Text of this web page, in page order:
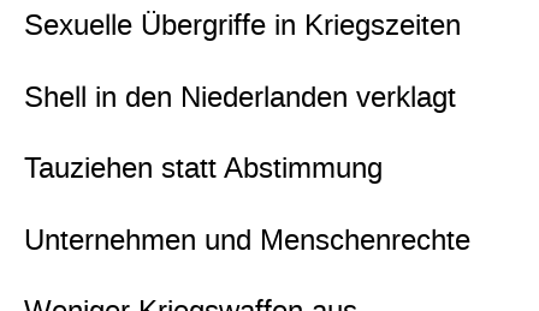
Sexuelle Übergriffe in Kriegszeiten
Shell in den Niederlanden verklagt
Tauziehen statt Abstimmung
Unternehmen und Menschenrechte